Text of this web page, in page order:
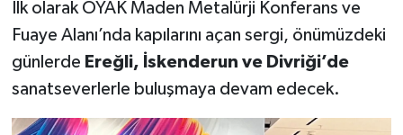
İlk olarak OYAK Maden Metalürji Konferans ve
Fuaye Alanı’nda kapılarını açan sergi, önümüzdeki
günlerde Ereğli, İskenderun ve Divriği’de
sanatseverlerle buluşmaya devam edecek.